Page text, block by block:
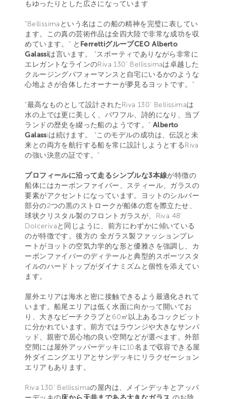
もゆったりとした広さになっています
“Bellissimaという名はこの船の精神を完璧に表してい
ます。この真の芸術作品は全四大陸で非常な成功を収
めています。” と FerrettiグループCEO Alberto
Galassiは言います。 “スポーティでありながら非常に
エレガントなラインのRiva 130’ Bellissimaは卓越した
クルージングパフォーマンスと自宅にいるかのような
心地よさが合体したオーナーが夢見るヨットです。”
“最高なものとして設計されたRiva 130’ Bellissimaは
水の上では更に美しく、パワフル、詩的になり、当ブ
ランドの歴史を綴った船のようです。” Alberto
Galassiは続けます。 “このモデルの成功は、伝説と未
来との両方を航行する船を常に設計しようとするRiva
の強い決意の証です。”
プロフィールに沿って走るシンプルな3本線が特徴の
船体にはカーボンファイバー、スティール、ガラスの
要素がアクセントになっています。ヨットのシルバー
部分の2つの黒のストロークが船体の窓を際立たせ、
球状クリスタル製のフロントガラスが、Riva 48’
Dolcerivaと同じように、前方にわずかに傾いている
のが特徴です。後方の 全ガラス製ファッションプレ
ートがヨットの空気力学的な形と優雅さを強調し、カ
ーボンファイバーのディテールと典型的スポーツスタ
イルのハードトップがダイナミズムと個性を添えてい
ます。
屋外エリアは海水と密に接触できるよう最適化されて
います。船尾エリアは低く水面に向かって開いてお
り、大きなビーチクラブと60㎡以上あるコックピット
に分かれています。前方ではラウンジや大きなサンパ
ッド、親密で居心地の良い空間などが選べます。外部
空間には屋外アッパーデッキに10名まで収容できる屋
外ダイニングエリアとサンデッキにリラクゼーション
エリアもあります。
Riva 130’ Bellissimaの屋内は、メインデッキとアッパ